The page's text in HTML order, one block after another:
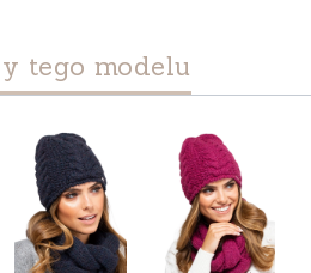
tego modelu